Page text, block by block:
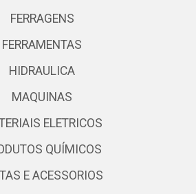
FERRAGENS
FERRAMENTAS
HIDRAULICA
MAQUINAS
ELETRICOS
QUÍMICOS
E ACESSORIOS